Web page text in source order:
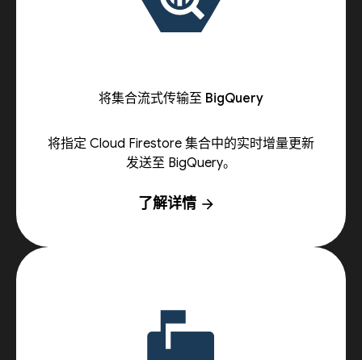
将集合流式传输至 BigQuery
将指定 Cloud Firestore 集合中的实时增量更新
发送至 BigQuery。
了解详情 arrow_forward